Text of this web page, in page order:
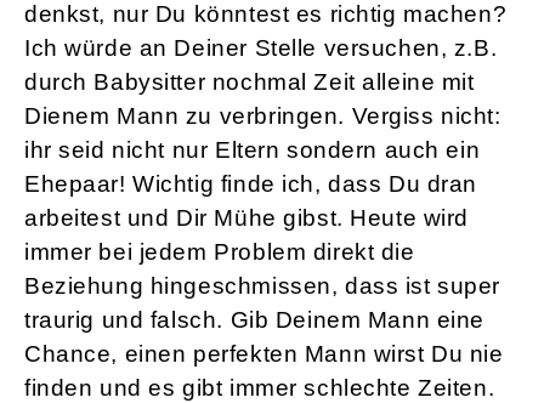
denkst, nur Du könntest es richtig machen?
Ich würde an Deiner Stelle versuchen, z.B.
durch Babysitter nochmal Zeit alleine mit
Dienem Mann zu verbringen. Vergiss nicht:
ihr seid nicht nur Eltern sondern auch ein
Ehepaar! Wichtig finde ich, dass Du dran
arbeitest und Dir Mühe gibst. Heute wird
immer bei jedem Problem direkt die
Beziehung hingeschmissen, dass ist super
traurig und falsch. Gib Deinem Mann eine
Chance, einen perfekten Mann wirst Du nie
finden und es gibt immer schlechte Zeiten.